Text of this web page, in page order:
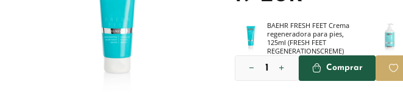
BAEHR FRESH FEET Crema
regeneradora para pies,
125ml (FRESH FEET
REGENERATIONSCREME)
Comprar